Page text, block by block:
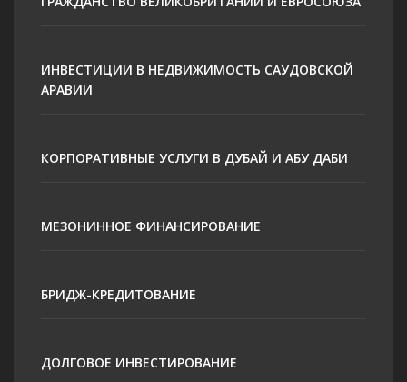
ИНВЕСТИЦИИ В НЕДВИЖИМОСТЬ САУДОВСКОЙ
АРАВИИ
КОРПОРАТИВНЫЕ УСЛУГИ В ДУБАЙ И АБУ ДАБИ
МЕЗОНИННОЕ ФИНАНСИРОВАНИЕ
БРИДЖ-КРЕДИТОВАНИЕ
ДОЛГОВОЕ ИНВЕСТИРОВАНИЕ